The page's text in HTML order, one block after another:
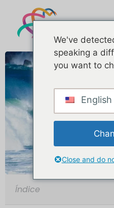
Índice
We've
speaking a
you want to
English
Close and do